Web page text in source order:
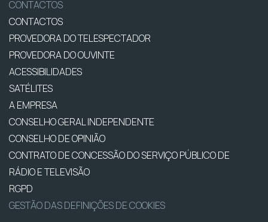
CONTACTOS
CONTACTOS
PROVEDORA DO TELESPECTADOR
PROVEDORA DO OUVINTE
ACESSIBILIDADES
SATÉLITES
A EMPRESA
CONSELHO GERAL INDEPENDENTE
CONSELHO DE OPINIÃO
CONTRATO DE CONCESSÃO DO SERVIÇO PÚBLICO DE
RÁDIO E TELEVISÃO
RGPD
GESTÃO DAS DEFINIÇÕES DE COOKIES